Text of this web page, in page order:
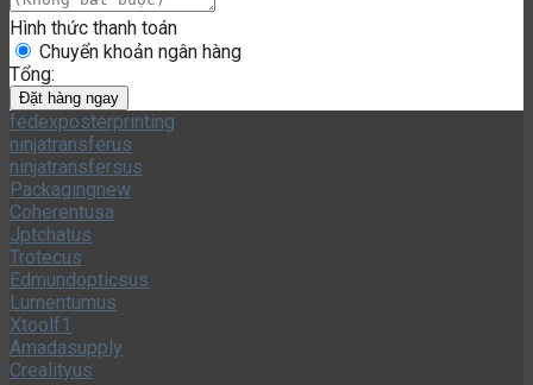
Hình thức thanh toán
Chuyển khoản ngân hàng
Tổng:
Đặt hàng ngay
Xe Cẩu Công Trình Kuromi Siêu To Cho Bé 368-35
fedexposterprinting
ninjatransferus
ninjatransfersus
Packagingnew
Coherentusa
Jptchatus
Trotecus
Edmundopticsus
Lumentumus
Xtoolf1
Amadasupply
Crealityus